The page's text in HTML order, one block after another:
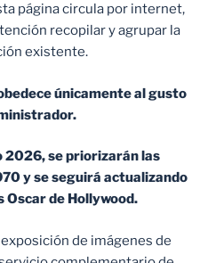
página circula por internet,
recopilar y agrupar la
existente.
únicamente al gusto
2026, se priorizarán las
y se seguirá actualizando
Oscar de Hollywood.
de imágenes de